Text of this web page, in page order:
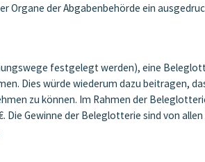
Organe der Abgabenbehörde ein
festgelegt werden), eine
Dies würde wiederum dazu beitragen,
zu können. Im Rahmen der
Gewinne der Beleglotterie sind von